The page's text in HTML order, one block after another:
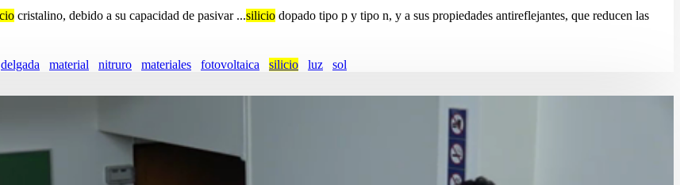
cristalino, debido a su capacidad de pasivar ...silicio dopado tipo p y tipo n, y a sus propiedades antireflejantes, que reducen las
delgada material nitruro materiales fotovoltaica silicio luz sol